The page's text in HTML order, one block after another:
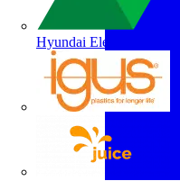
Hyundai Electric